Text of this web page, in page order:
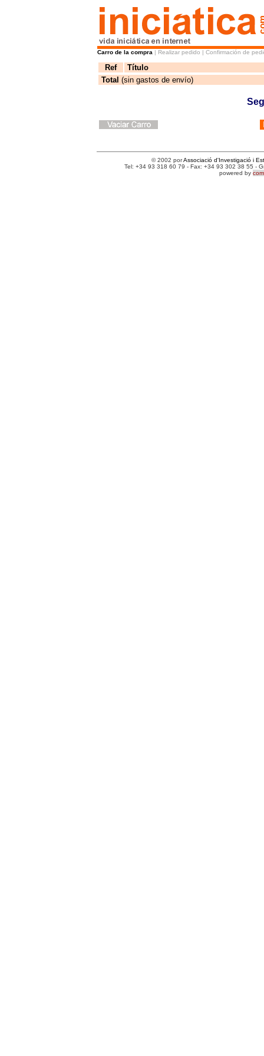
Carro de la compra | Realizar pedido | Confirmación de
Ref
Título
Total (sin gastos de envío)
© 2002 porAssociació d'Investigació i
Tel: +34 93 318 60 79 - Fax: +34 93 302 38 55 -
powered by